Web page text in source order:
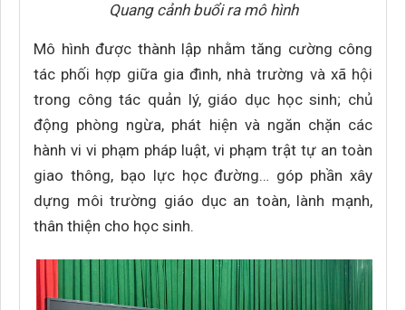
Quang cảnh buổi ra mô hình
Mô hình được thành lập nhằm tăng cường công
tác phối hợp giữa gia đình, nhà trường và xã hội
trong công tác quản lý, giáo dục học sinh; chủ
động phòng ngừa, phát hiện và ngăn chặn các
hành vi vi phạm pháp luật, vi phạm trật tự an toàn
giao thông, bạo lực học đường… góp phần xây
dựng môi trường giáo dục an toàn, lành mạnh,
thân thiện cho học sinh.